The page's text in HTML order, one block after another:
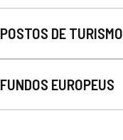
POSTOS DE TURISMO
FUNDOS EUROPEUS